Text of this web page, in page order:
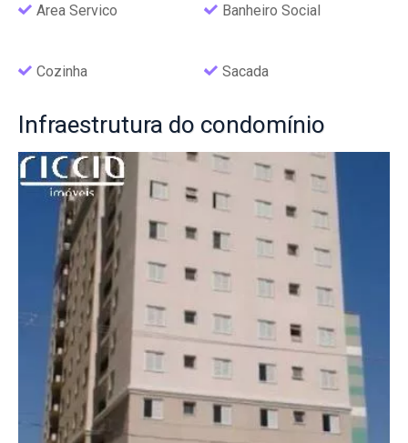
Area Servico Banheiro Social
Cozinha Sacada
Infraestrutura do condomínio